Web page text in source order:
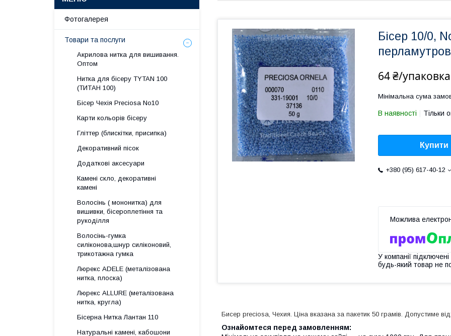
Бісер 10/0,
64 ₴/упаковка
Мінімальна сума
В наявності Тільки
Купити
+380 (95) 617-40-12
У компанії
будь-який товар не
Бисер preciosa, Чехия. Ціна вказана за пакетик 50 грамів. Допустиме
Ознайомтеся перед замовленням:
Фотогалерея
Товари та послуги
Акрилова нитка для вишивання.
Оптом
Нитка для бісеру ТYTAN 100
(ТИТАН 100)
Бісер Чехія Preciosa No10
Карти кольорів бісеру
Гліттер (блискітки, присипка)
Декоративний пісок
Додаткові аксесуари
Камені скло, декоративні
камені
Волосінь ( мононитка) для
вишивки, бісероплетіння та
рукоділля
Волосінь-гумка
силіконова,шнур силіконовий,
трикотажна гумка
Люрекс АDELE (металізована
нитка, плоска)
Люрекс ALLURE (металізована
нитка, кругла)
Бісерна Нитка Лантан 110
Натуральні камені, кабошони